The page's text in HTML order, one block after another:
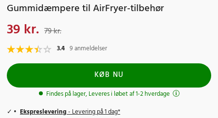
Gummidæmpere til AirFryer-tilbehør
Nuværende pris
39 kr. 79 kr.
3.4 9 anmeldelser
KØB NU
Findes på lager, Leveres i løbet af 1-2 hverdage
Ekspreslevering- Levering på 1 dag*